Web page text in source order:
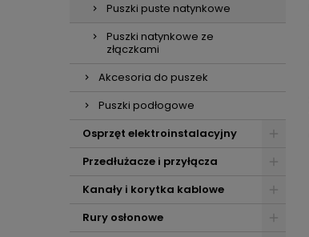
Puszki puste natynkowe
Puszki natynkowe ze
złączkami
Akcesoria do puszek
Puszki podłogowe
Osprzęt elektroinstalacyjny
Przedłużacze i przyłącza
Kanały i korytka kablowe
Rury osłonowe